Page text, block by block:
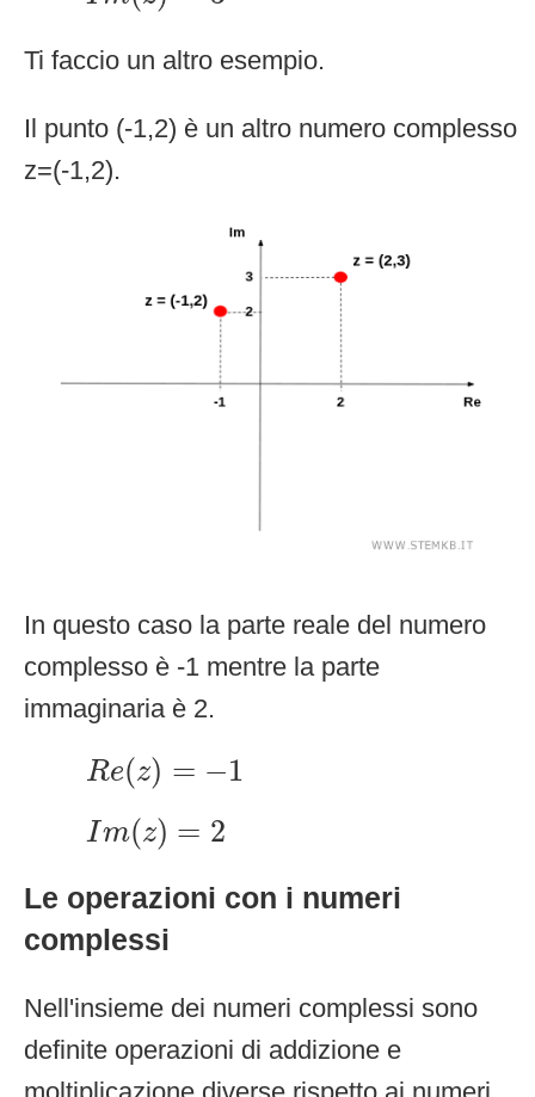
Ti faccio un altro esempio.
Il punto (-1,2) è un altro numero complesso
z=(-1,2).
In questo caso la parte reale del numero
complesso è -1 mentre la parte
immaginaria è 2.
Re(z) = −1
Re(z
Im(z) = 2
Im(z)
Le operazioni con i numeri
complessi
Nell'insieme dei numeri complessi sono
definite operazioni di addizione e